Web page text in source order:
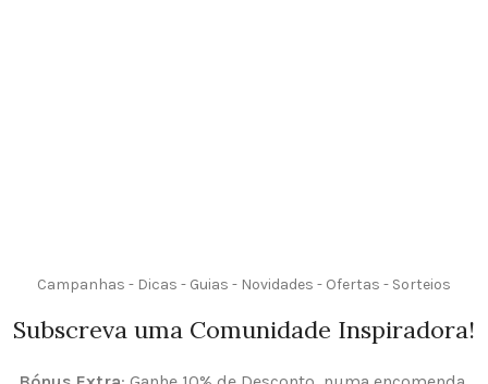
Campanhas - Dicas - Guias - Novidades - Ofertas - Sorteios
Subscreva uma Comunidade Inspiradora!